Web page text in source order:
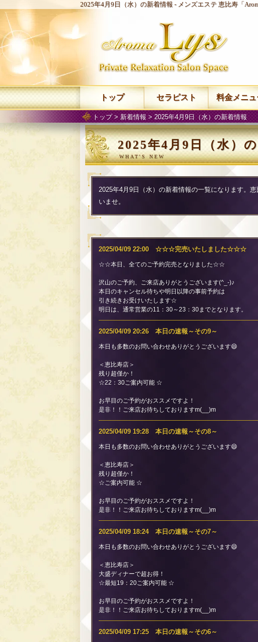
2025年4月9日（水）の新着情報 - メンズエステ 恵比寿「
トップ> 新着情報> 2025年4月9日（水）の新着情報
2025年4月9日（水）
2025年4月9日（水）の新着情報の一覧になります。
いませ。
2025/04/09 22:00 ☆☆☆完売いたしました☆☆☆
☆☆本日、全てのご予約完売となりました☆☆
沢山のご予約、ご来店ありがとうございます(^_-)♪
本日のキャンセル待ちや明日以降の事前予約は
引き続きお受けいたします☆
明日は、通常営業の11：30～23：30までとなります。
2025/04/09 20:26 本日の速報～その9～
本日も多数のお問い合わせありがとうございます😄
＜恵比寿店＞
残り超僅か！
☆22：30ご案内可能 ☆
お早目のご予約がおススメですよ！
是非！！ご来店お待ちしておりますm(__)m
2025/04/09 19:28 本日の速報～その8～
本日も多数のお問い合わせありがとうございます😄
＜恵比寿店＞
残り超僅か！
☆ご案内可能 ☆
お早目のご予約がおススメですよ！
是非！！ご来店お待ちしておりますm(__)m
2025/04/09 18:24 本日の速報～その7～
本日も多数のお問い合わせありがとうございます😄
＜恵比寿店＞
大盛ディナーで超お得！
☆最短19：20ご案内可能 ☆
お早目のご予約がおススメですよ！
是非！！ご来店お待ちしておりますm(__)m
2025/04/09 17:25 本日の速報～その6～
トップ セラピスト 料金メニュ